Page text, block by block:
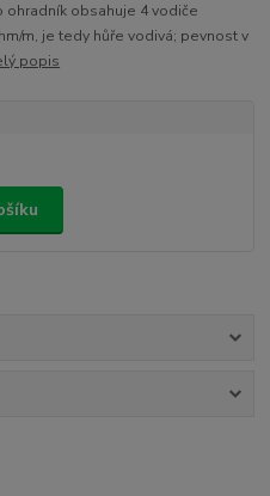
ohradník obsahuje 4 vodiče
m, je tedy hůře vodivá; pevnost v
popis